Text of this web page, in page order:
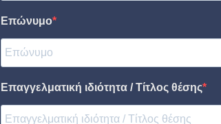
Επώνυμο
Επαγγελματική ιδιότητα / Τίτλος θέσης